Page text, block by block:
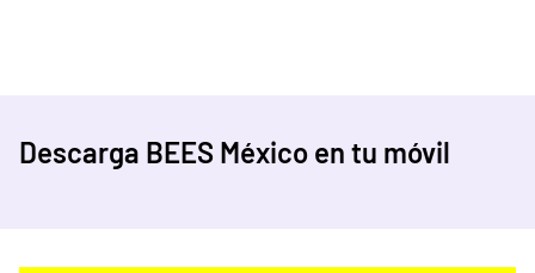
Descarga BEES México en tu móvil